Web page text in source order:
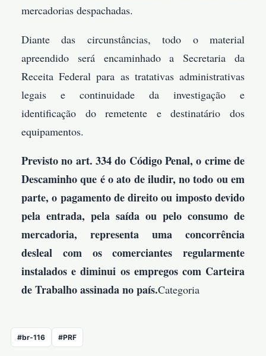
mercadorias despachadas.
Diante das circunstâncias, todo o material
apreendido será encaminhado a Secretaria da
Receita Federal para as tratativas administrativas
legais e continuidade da investigação e
identificação do remetente e destinatário dos
equipamentos.
Previsto no art. 334 do Código Penal, o crime de
Descaminho que é o ato de iludir, no todo ou em
parte, o pagamento de direito ou imposto devido
pela entrada, pela saída ou pelo consumo de
mercadoria, representa uma concorrência
desleal com os comerciantes regularmente
instalados e diminui os empregos com Carteira
de Trabalho assinada no país.Categoria
#br-116 #PRF